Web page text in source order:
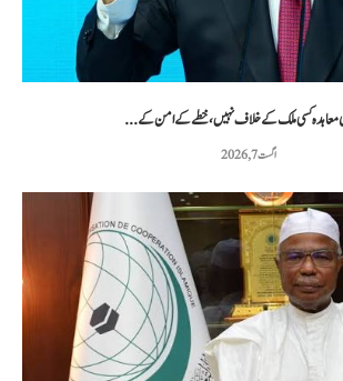
معاہدہ کسی ملک کے خلاف نہیں، خطے کے امن کے...
اگست 7, 2026